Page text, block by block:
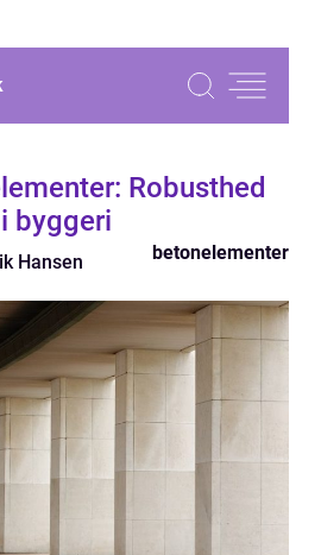
Robusthed
byggeri
Hansen betonelementer